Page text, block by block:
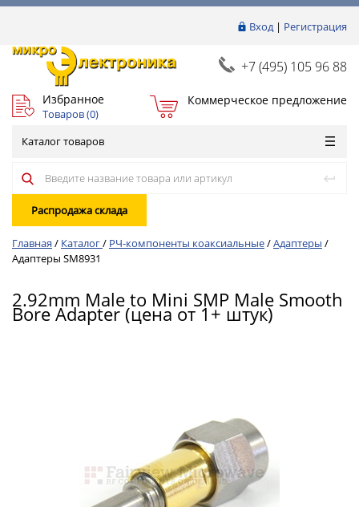
Вход| Регистрация
+7 (495) 105 96 88
Избранное
Товаров (0)
Коммерческое предложение
Каталог товаров
Распродажа склада
Главная / Каталог/ РЧ-компоненты коаксиальные/Адаптеры /
Адаптеры SM8931
2.92mm Male to Mini SMP Male Smooth
Bore Adapter (цена от 1+ штук)